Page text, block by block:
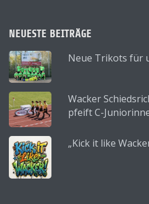
NEUESTE BEITRÄGE
Neue Trikots für
Wacker
pfeift C-
„Kick it like